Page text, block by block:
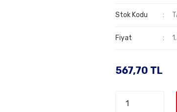
Stok Kodu
Fiyat
567,70 TL